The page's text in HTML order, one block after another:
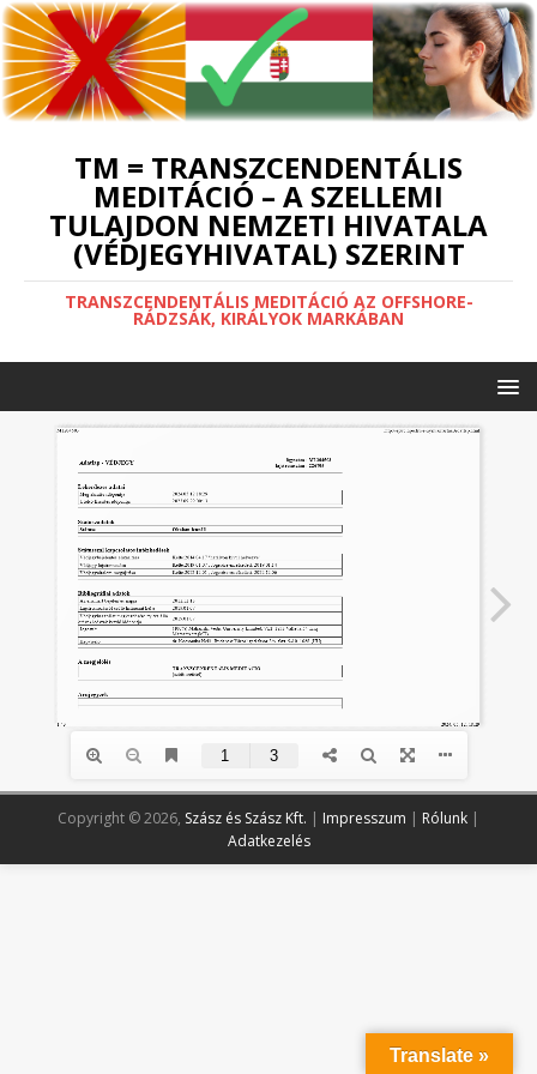
TM = TRANSZCENDENTÁLIS
MEDITÁCIÓ – A SZELLEMI
TULAJDON NEMZETI HIVATALA
(VÉDJEGYHIVATAL) SZERINT
TRANSZCENDENTÁLIS MEDITÁCIÓ AZ OFFSHORE-
RÁDZSÁK, KIRÁLYOK MARKÁBAN
Copyright © 2026, Szász és Szász Kft. | Impresszum | Rólunk |
Adatkezelés
Translate »